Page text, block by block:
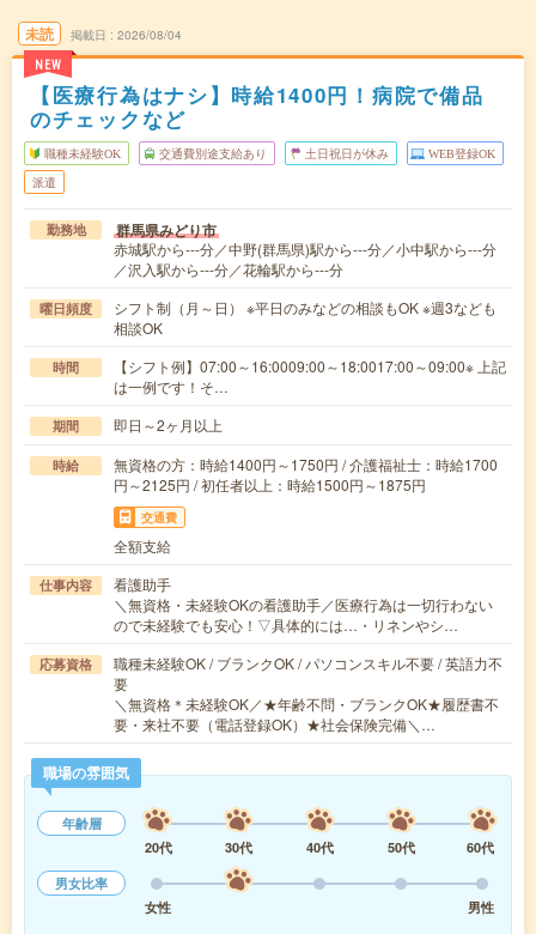
未読
NEW
掲載日 2026/08/04
【医療行為はナシ】時給1400円！病院で備品
のチェックなど
職種未経験OK 交通費別途支給あり 土日祝日が休み WEB登録OK
派遣
勤務地 群馬県みどり市
赤城駅から---分／中野(群馬県)駅から---分／小中駅から---分
／沢入駅から---分／花輪駅から---分
曜日頻度
シフト制（月～日） ※平日のみなどの相談もOK ※週3なども
相談OK
時間
【シフト例】07:00～16:0009:00～18:0017:00～09:00※ 上記
は一例です！そ…
期間 即日～2ヶ月以上
時給
無資格の方：時給1400円～1750円 / 介護福祉士：時給1700
円～2125円 / 初任者以上：時給1500円～1875円
交通費
全額支給
仕事内容
看護助手
＼無資格・未経験OKの看護助手／医療行為は一切行わない
ので未経験でも安心！▽具体的には…・リネンやシ…
応募資格
職種未経験OK / ブランクOK / パソコンスキル不要 / 英語力不
要
＼無資格＊未経験OK／★年齢不問・ブランクOK★履歴書不
要・来社不要（電話登録OK）★社会保険完備＼…
職場の雰囲気
年齢層
20代
30代 40代 50代
60代
男女比率
女性
男性